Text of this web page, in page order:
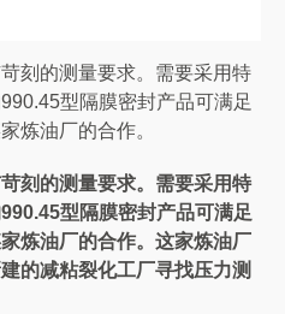
刻的测量要求。需要采用特
型隔膜密封产品可满足
炼油厂的合作。
刻的测量要求。需要采用特
型隔膜密封产品可满足
炼油厂的合作。这家炼油厂
的减粘裂化工厂寻找压力测